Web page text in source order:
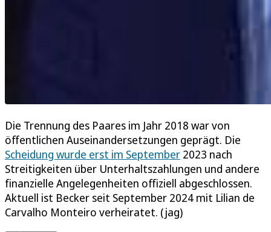
Die Trennung des Paares im Jahr 2018 war von
öffentlichen Auseinandersetzungen geprägt. Die
Scheidung wurde erst im September 2023 nach
Streitigkeiten über Unterhaltszahlungen und andere
finanzielle Angelegenheiten offiziell abgeschlossen.
Aktuell ist Becker seit September 2024 mit Lilian de
Carvalho Monteiro verheiratet. (jag)